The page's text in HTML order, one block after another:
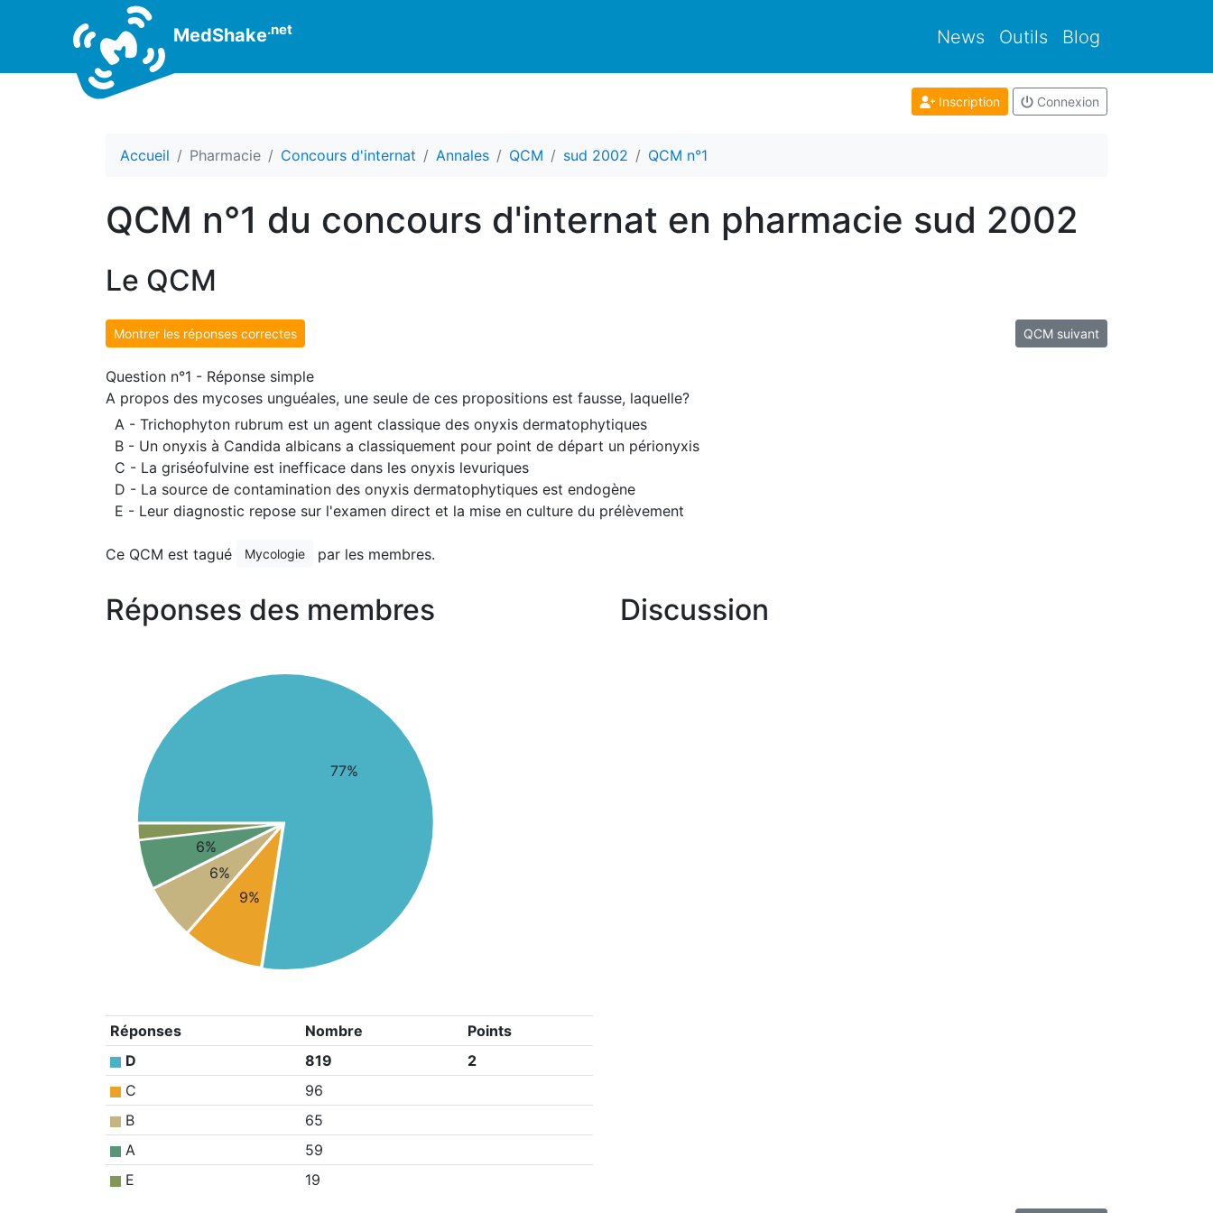
MedShake.net News Outils Blog
Inscription Connexion
Accueil Pharmacie Concours d'internat Annales QCM sud 2002 QCM n°1
QCM n°1 du concours d'internat en pharmacie sud 2002
Le QCM
Montrer les réponses correctes QCM suivant
Question n°1 - Réponse simple
A propos des mycoses unguéales, une seule de ces propositions est fausse, laquelle?
A - Trichophyton rubrum est un agent classique des onyxis dermatophytiques
B - Un onyxis à Candida albicans a classiquement pour point de départ un périonyxis
C - La griséofulvine est inefficace dans les onyxis levuriques
D - La source de contamination des onyxis dermatophytiques est endogène
E - Leur diagnostic repose sur l'examen direct et la mise en culture du prélèvement
Ce QCM est tagué Mycologie par les membres.
Réponses des membres
77%
9%
6%
6%
Réponses Nombre
Points
D
819
2
C
96
B
65
A
59
E
19
Discussion